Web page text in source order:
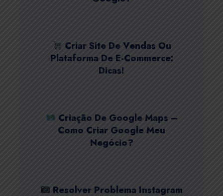
Criar Site De Vendas Ou
Plataforma De E-Commerce:
Dicas!
Criação De Google Maps –
Como Criar Google Meu
Negócio?
Resolver Problema Instagram